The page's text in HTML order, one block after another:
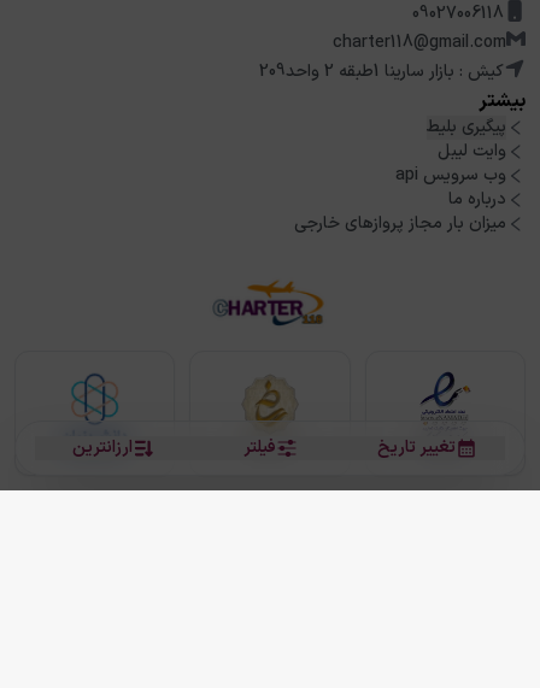
ارزانترین فیلتر تغییر تاریخ
09027006118
charter118@gmail.com
کیش : بازار سارینا 1طبقه 2 واحد209
بیشتر
پیگیری بلیط
وایت لیبل
وب سرویس api
درباره ما
میزان بار مجاز پروازهای خارجی